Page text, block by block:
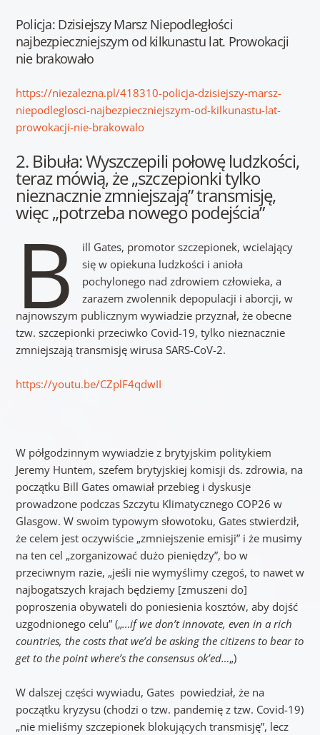
Policja: Dzisiejszy Marsz Niepodległości
najbezpieczniejszym od kilkunastu lat. Prowokacji
nie brakowało
https://niezalezna.pl/418310-policja-dzisiejszy-marsz-
niepodleglosci-najbezpieczniejszym-od-kilkunastu-lat-
prowokacji-nie-brakowalo
2. Bibuła: Wyszczepili połowę ludzkości,
teraz mówią, że „szczepionki tylko
nieznacznie zmniejszają” transmisję,
więc „potrzeba nowego podejścia”
B
ill Gates, promotor szczepionek, wcielający
się w opiekuna ludzkości i anioła
pochylonego nad zdrowiem człowieka, a
zarazem zwolennik depopulacji i aborcji, w
najnowszym publicznym wywiadzie przyznał, że obecne
tzw. szczepionki przeciwko Covid-19, tylko nieznacznie
zmniejszają transmisję wirusa SARS-CoV-2.
https://youtu.be/CZplF4qdwII
W półgodzinnym wywiadzie z brytyjskim politykiem
Jeremy Huntem, szefem brytyjskiej komisji ds. zdrowia, na
początku Bill Gates omawiał przebieg i dyskusje
prowadzone podczas Szczytu Klimatycznego COP26 w
Glasgow. W swoim typowym słowotoku, Gates stwierdził,
że celem jest oczywiście „zmniejszenie emisji” i że musimy
na ten cel „zorganizować dużo pieniędzy”, bo w
przeciwnym razie, „jeśli nie wymyślimy czegoś, to nawet w
najbogatszych krajach będziemy [zmuszeni do]
poproszenia obywateli do poniesienia kosztów, aby dojść
uzgodnionego celu” („…if we don’t innovate, even in a rich
countries, the costs that we’d be asking the citizens to bear to
get to the point where’s the consensus ok’ed…„)
W dalszej części wywiadu, Gates powiedział, że na
początku kryzysu (chodzi o tzw. pandemię z tzw. Covid-19)
„nie mieliśmy szczepionek blokujących transmisję”, lecz